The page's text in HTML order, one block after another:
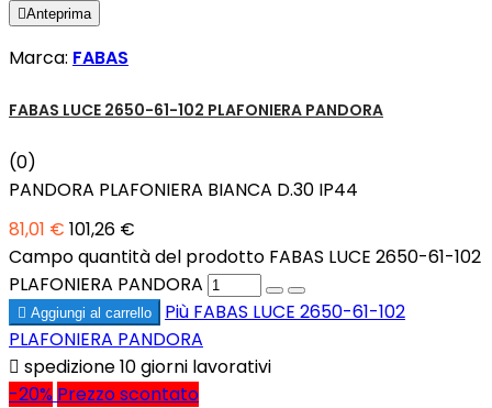
Anteprima
Marca: FABAS
FABAS LUCE 2650-61-102 PLAFONIERA PANDORA
(0)
PANDORA PLAFONIERA BIANCA D.30 IP44
81,01 € 101,26 €
Campo quantità del prodotto FABAS LUCE 2650-61-102
PLAFONIERA PANDORA
 Aggiungi al carrello Più FABAS LUCE 2650-61-102
PLAFONIERA PANDORA
 spedizione 10 giorni lavorativi
-20% Prezzo scontato